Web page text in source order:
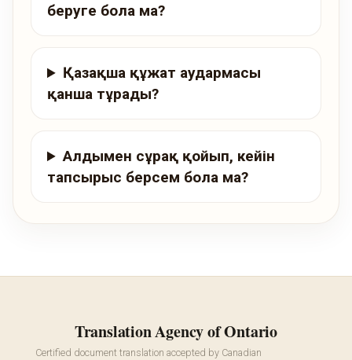
беруге бола ма?
Қазақша құжат аудармасы
қанша тұрады?
Алдымен сұрақ қойып, кейін
тапсырыс берсем бола ма?
Translation Agency of Ontario
Certified document translation accepted by Canadian